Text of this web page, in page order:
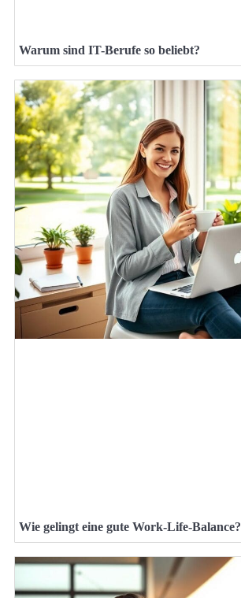
Warum sind IT-Berufe so beliebt?
Wie gelingt eine gute Work-Life-Balance?